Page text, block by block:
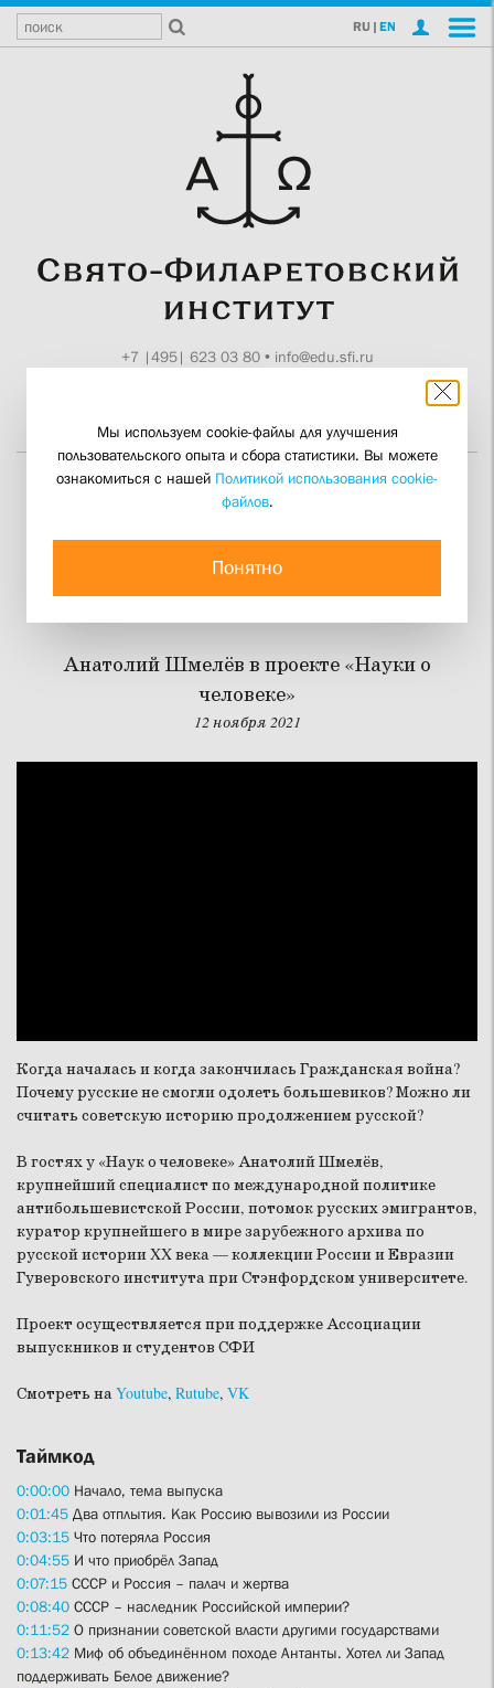
RU | EN
+7 |495| 623 03 80• info@edu.sfi.ru
Когда закончилась
Гражданская война в
России?
Анатолий Шмелёв в проекте «Науки о
человеке»
12 ноября 2021
Когда началась и когда закончилась Гражданская война?
Почему русские не смогли одолеть большевиков? Можно ли
считать советскую историю продолжением русской?
В гостях у «Наук о человеке» Анатолий Шмелёв,
крупнейший специалист по международной политике
антибольшевистской России, потомок русских эмигрантов,
куратор крупнейшего в мире зарубежного архива по
русской истории XX века — коллекции России и Евразии
Гуверовского института при Стэнфордском университете.
Проект осуществляется при поддержке Ассоциации
выпускников и студентов СФИ
Смотреть наYoutube, Rutube, VK
Таймкод
0:00:00 Начало, тема выпуска
0:01:45 Два отплытия. Как Россию вывозили из России
0:03:15 Что потеряла Россия
0:04:55 И что приобрёл Запад
0:07:15 СССР и Россия – палач и жертва
0:08:40 СССР – наследник Российской империи?
0:11:52 О признании советской власти другими государствами
0:13:42 Миф об объединённом походе Антанты. Хотел ли Запад
поддерживать Белое движение?
Мы используем cookie-файлы для улучшения
пользовательского опыта и сбора статистики. Вы можете
ознакомиться с нашей Политикой использования cookie-
файлов.
Понятно